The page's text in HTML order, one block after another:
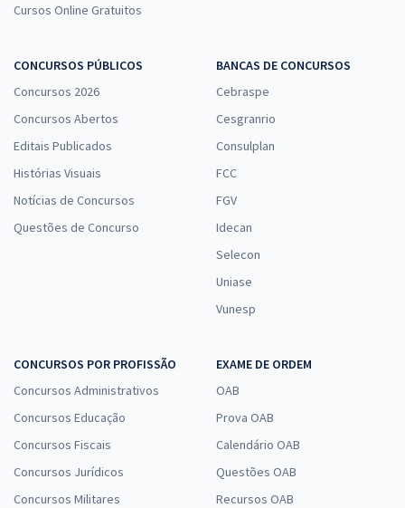
Cursos Online Gratuitos
CONCURSOS PÚBLICOS
Concursos 2026
Concursos Abertos
Editais Publicados
Histórias Visuais
Notícias de Concursos
Questões de Concurso
BANCAS DE CONCURSOS
Cebraspe
Cesgranrio
Consulplan
FCC
FGV
Idecan
Selecon
Uniase
Vunesp
CONCURSOS POR PROFISSÃO
Concursos Administrativos
Concursos Educação
Concursos Fiscais
Concursos Jurídicos
Concursos Militares
EXAME DE ORDEM
OAB
Prova OAB
Calendário OAB
Questões OAB
Recursos OAB